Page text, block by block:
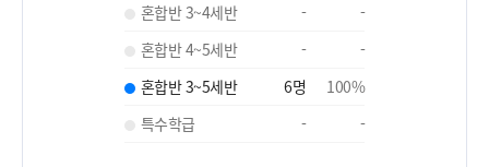
혼합반 3~4세반
-
-
혼합반 4~5세반
-
-
혼합반 3~5세반
6명 100%
특수학급
- -